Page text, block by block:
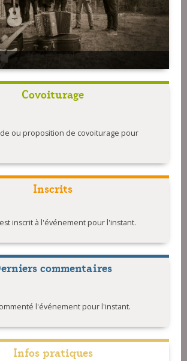
Covoiturage
ou proposition de covoiturage pour
Inscrits
inscrit à l'événement pour l'instant.
commentaires
l'événement pour l'instant.
Infos pratiques